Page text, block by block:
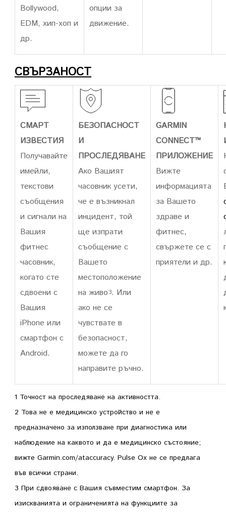
Bollywood,
EDM, хип-хоп и
др.
опции за
движение.
СВЪРЗАНОСТ
СМАРТ
ИЗВЕСТИЯ
Получавайте
имейли,
текстови
съобщения
и сигнали на
Вашия
фитнес
часовник,
когато сте
сдвоени с
Вашия
iPhone или
смартфон с
Android.
БЕЗОПАСНОСТ
И
ПРОСЛЕДЯВАНЕ
Ако Вашият
часовник усети,
че е възникнал
инцидент, той
ще изпрати
съобщение с
Вашето
местоположение
на живо3. Или
ако не се
чувствате в
безопасност,
можете да го
направите ръчно.
GARMIN
CONNECT™
ПРИЛОЖЕНИЕ
Вижте
информацията
за Вашето
здраве и
фитнес,
свържете се с
приятели и др.
1 Точност на проследяване на активността.
2 Това не е медицинско устройство и не е
предназначено за използване при диагностика или
наблюдение на каквото и да е медицинско състояние;
вижте Garmin.com/ataccuracy. Pulse Ox не се предлага
във всички страни.
3 При сдвояване с Вашия съвместим смартфон. За
изискванията и ограниченията на функциите за